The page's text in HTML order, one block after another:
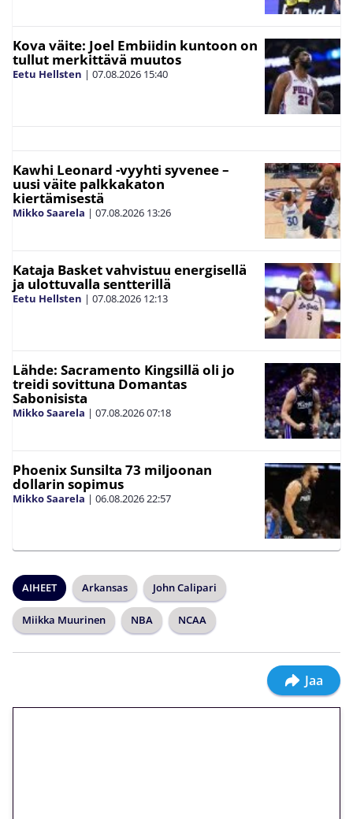
Kova väite: Joel Embiidin kuntoon on
tullut merkittävä muutos
Eetu Hellsten | 07.08.2026 15:40
Kawhi Leonard -vyyhti syvenee –
uusi väite palkkakaton
kiertämisestä
Mikko Saarela | 07.08.2026 13:26
Kataja Basket vahvistuu energisellä
ja ulottuvalla sentterillä
Eetu Hellsten | 07.08.2026 12:13
Lähde: Sacramento Kingsillä oli jo
treidi sovittuna Domantas
Sabonisista
Mikko Saarela | 07.08.202607:18
Phoenix Sunsilta 73 miljoonan
dollarin sopimus
Mikko Saarela | 06.08.202622:57
AIHEET Arkansas John Calipari
Miikka Muurinen NBA NCAA
Jaa